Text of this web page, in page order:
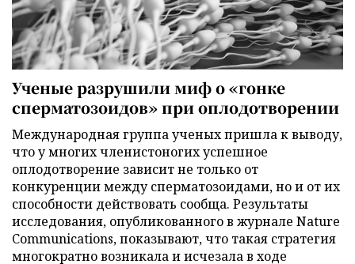
Ученые разрушили миф о «гонке
сперматозоидов» при оплодотворении
Международная группа ученых пришла к выводу,
что у многих членистоногих успешное
оплодотворение зависит не только от
конкуренции между сперматозоидами, но и от их
способности действовать сообща. Результаты
исследования, опубликованного в журнале Nature
Communications, показывают, что такая стратегия
многократно возникала и исчезала в ходе